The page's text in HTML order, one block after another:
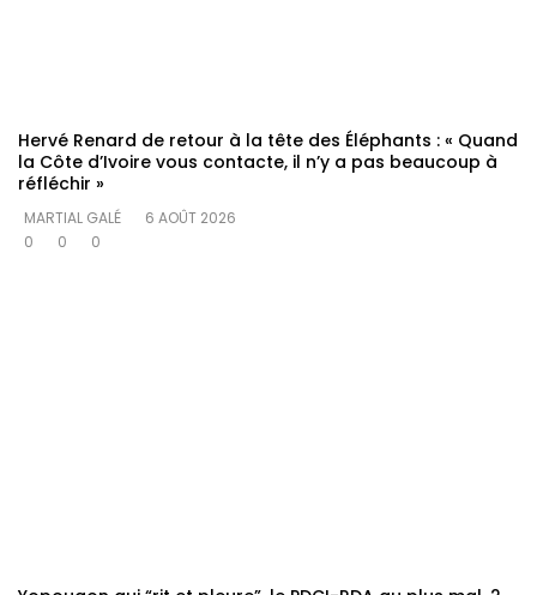
Hervé Renard de retour à la tête des Éléphants : « Quand
la Côte d’Ivoire vous contacte, il n’y a pas beaucoup à
réfléchir »
MARTIAL GALÉ
6 AOÛT 2026
0
0 0